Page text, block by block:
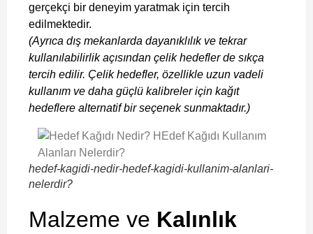
gerçekçi bir deneyim yaratmak için tercih
edilmektedir.
(Ayrıca dış mekanlarda dayanıklılık ve tekrar
kullanılabilirlik açısından çelik hedefler de sıkça
tercih edilir. Çelik hedefler, özellikle uzun vadeli
kullanım ve daha güçlü kalibreler için kağıt
hedeflere alternatif bir seçenek sunmaktadır.)
hedef-kagidi-nedir-hedef-kagidi-kullanim-alanlari-
nelerdir?
Malzeme ve Kalınlık